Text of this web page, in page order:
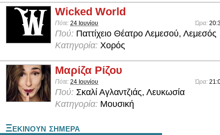
Wicked World
Πότε: 24 Ιουνίου Ώρα:
Πού: Παττίχειο Θέατρο Λεμεσού, Λεμεσός
Κατηγορία: Χορός
Μαρίζα Ρίζου
Πότε: 24 Ιουνίου Ώρα:
Πού: Σκαλί Αγλαντζιάς, Λευκωσία
Κατηγορία: Μουσική
Ξεκινουν σημερα